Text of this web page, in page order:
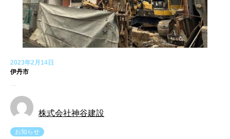
2023年2月14日
伊丹市
…
株式会社神谷建設
お知らせ